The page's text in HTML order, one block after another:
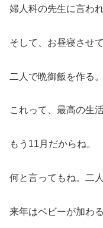
婦人科の先生に言わ
そして、お昼寝させ
二人で晩御飯を作る。
これって、最高の生
もう11月だからね。
何と言ってもね。二
来年はベビーが加わる